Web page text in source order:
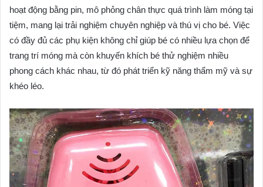
hoạt động bằng pin, mô phỏng chân thực quá trình làm móng tại
tiệm, mang lại trải nghiệm chuyên nghiệp và thú vị cho bé. Việc
có đầy đủ các phụ kiện không chỉ giúp bé có nhiều lựa chọn để
trang trí móng mà còn khuyến khích bé thử nghiệm nhiều
phong cách khác nhau, từ đó phát triển kỹ năng thẩm mỹ và sự
khéo léo.